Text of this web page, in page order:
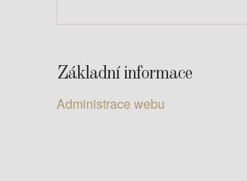
Základní informace
Administrace webu